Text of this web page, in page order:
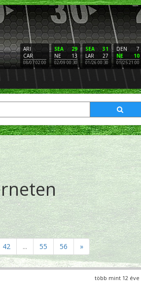
ARI
CAR
08/07 02:00
29
SEA
13
NE
02/09 00:30
31
SEA
27
LAR
01/26 00:30
7
DEN
10
NE
01/25 21:00
42 ... 55 56 »
több mint 12 éve